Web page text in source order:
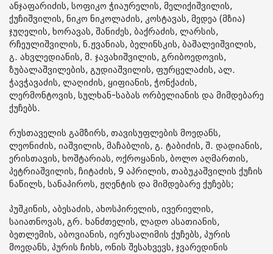
ანჯაფარიძის, სოფიკო ჭიაურელის, მელიქიშვილის,
ქუჩიშვილის, ნიკო ნიკოლაძის, კოსტავას, მედეა (მზია)
ჯუღელის, ხორავას, შანიძეს, ბაქრაძის, ლარსის,
რჩეულიშვილის, ნ.ჟვანიას, ბელინსკის, ბაშალეიშვილის,
გ. ახვლედიანის, მ. ჯავახიშვილის, გრიბოედოვის,
ზუბალაშვილების, გუდიაშვილის, ფურცელაძის, ალ.
ჭავჭავაძის, ლაღიძის, ყიფიანის, ჭონქაძის,
ლერმონტოვის, სულხან-საბას ორბელიანის და მიმდებარე
ქუჩებს.
რუსთაველის გამზირს, თავისუფლების მოედანს,
ლეონიძის, იაშვილის, მაჩაბლის, გ. ტაბიძის, შ. დადიანის,
ერისთავის, ხოშტარიას, ოქროყანის, ბოლო აღმართის,
პეტრიაშვილის, ჩიტაძის, 9 აპრილის, თაბუკაშვილის ქუჩის
ნაწილს, სანაპიროს, ჟღენტის და მიმდებარე ქუჩებს;
პუშკინის, აბესაძის, ახოსპირელის, ივერიელის,
საიათნოვას, გრ. ხანძთელის, ლადო ასათიანის,
ბეთლემის, აბოვიანის, იერუსალიმის ქუჩებს, პურის
მოედანს, პურის ჩიხს, ონის შესახვევს, ჯვარედინის